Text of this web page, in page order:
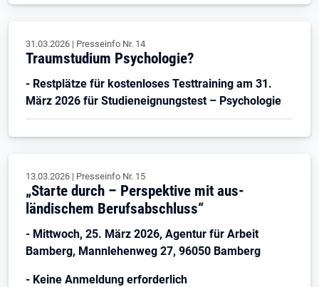
31.03.2026 | Presseinfo Nr. 14
Traumstudium Psychologie?
- Restplätze für kostenloses Testtraining am 31.
März 2026 für Studieneignungstest – Psychologie
13.03.2026 | Presseinfo Nr. 15
„Starte durch – Perspektive mit aus-
ländischem Berufsabschluss“
- Mittwoch, 25. März 2026, Agentur für Arbeit
Bamberg, Mannlehenweg 27, 96050 Bamberg
- Keine Anmeldung erforderlich